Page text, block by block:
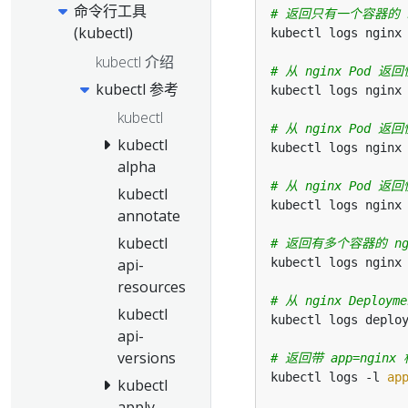
命令行工具
(kubectl)
kubectl 介绍
kubectl 参考
kubectl
kubectl
alpha
kubectl
annotate
kubectl
api-
resources
kubectl
api-
versions
kubectl
# 返回只有一个容器
# 从 nginx Pod 返回
# 从 nginx Pod 返回
kubectl logs
# 从 nginx Pod 返回
kubectl logs nginx
# 返回有多个容器的
kubectl logs
# 从 nginx
kubectl logs
# 返回带 app=nginx
kubectl logs -l app